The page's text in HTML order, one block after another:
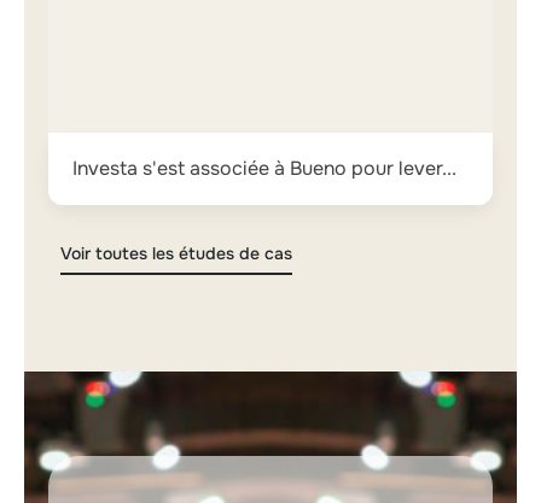
Investa s'est associée à Bueno pour lever...
Voir toutes les études de cas